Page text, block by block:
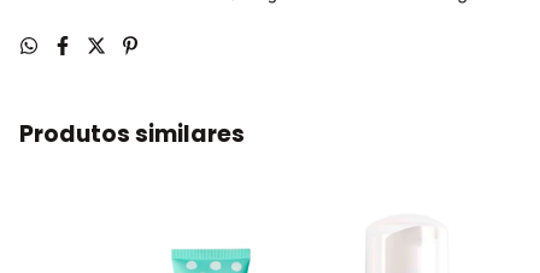
Produtos similares